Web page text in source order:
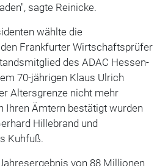
sagte Reinicke.
wählte die
Frankfurter Wirtschaftsprüfer
des ADAC Hessen-
70-jährigen Klaus Ulrich
Altersgrenze nicht mehr
Ihren Ämtern bestätigt wurden
Hillebrand und
Kuhfuß.
von 88 Millionen